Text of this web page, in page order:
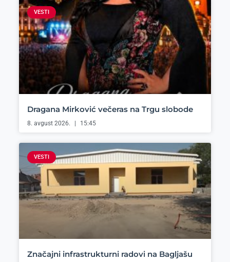
VESTI
Dragana Mirković večeras na Trgu slobode
8. avgust 2026. 15:45
VESTI
Značajni infrastrukturni radovi na Bagljašu